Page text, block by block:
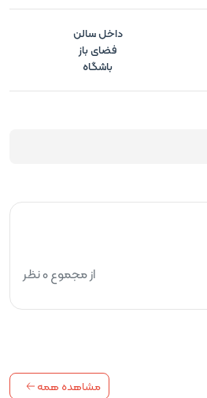
داخل سالن
فضای باز
باشگاه
مشاهده همه
از مجموع 0 نظر